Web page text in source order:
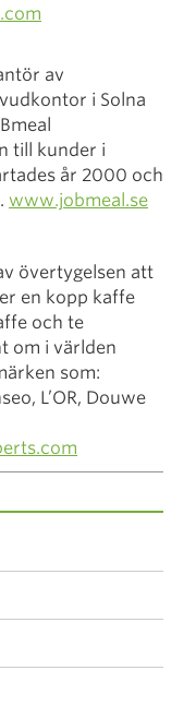
av
i Solna
till kunder i
år 2000 och
www.jobmeal.se
övertygelsen att
en kopp kaffe
och te
om i världen
som:
L’OR, Douwe